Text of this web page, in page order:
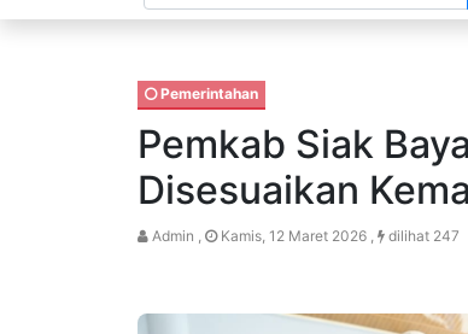
Pemerintahan
Pemkab Siak
Disesuaikan
Admin , Kamis, 12 Maret 2026 , dilihat 247